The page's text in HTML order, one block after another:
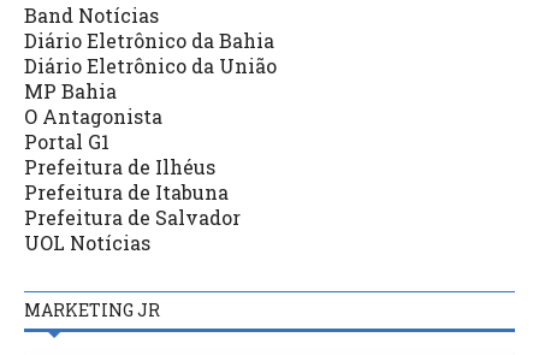
Band Notícias
Diário Eletrônico da Bahia
Diário Eletrônico da União
MP Bahia
O Antagonista
Portal G1
Prefeitura de Ilhéus
Prefeitura de Itabuna
Prefeitura de Salvador
UOL Notícias
MARKETING JR